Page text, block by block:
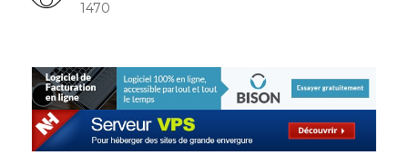
1470